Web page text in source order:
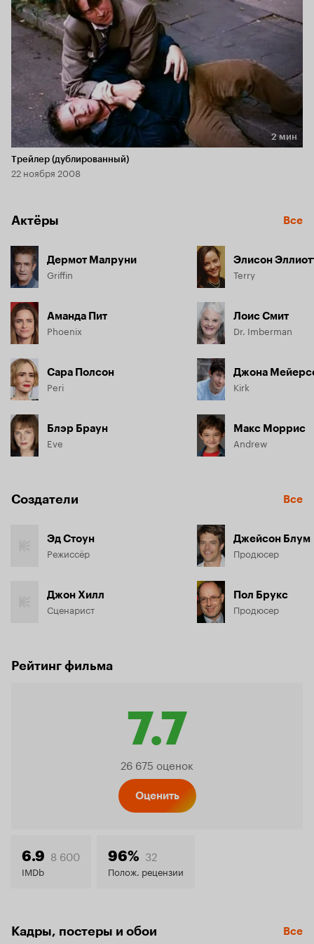
Длительность 2 мин
2 мин
Трейлер (дублированный)
22 ноября 2008
Актёры Все
Дермот Малруни
Griffin
Аманда Пит
Phoenix
Сара Полсон
Peri
Блэр Браун
Eve
Элисон
Terry
Лоис Смит
Dr. Imberman
Джона
Kirk
Макс Моррис
Andrew
Создатели Все
Эд Стоун
Режиссёр
Джон Хилл
Сценарист
Джейсон Блум
Продюсер
Пол Брукс
Продюсер
Рейтинг фильма
7.7
Рейтинг
7.7
26 675 оценок
Оценить
6.9 8 600
IMDb
96% 32
Полож. рецензии
Кадры, постеры и обои Все